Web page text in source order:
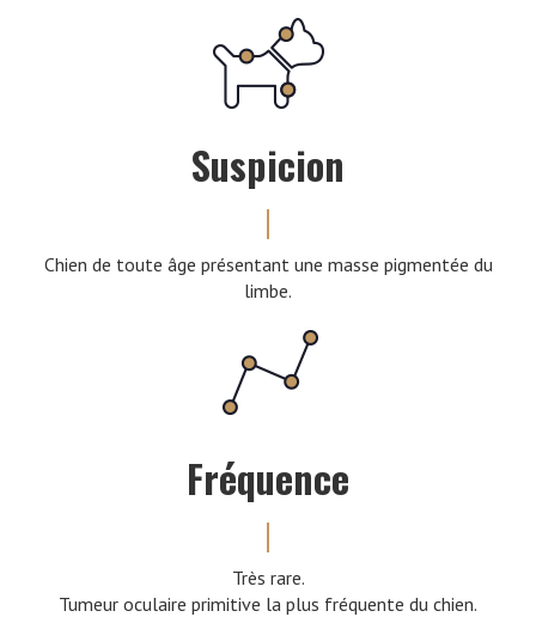
Suspicion
Chien de toute âge présentant une masse pigmentée du
limbe.
Fréquence
Très rare.
Tumeur oculaire primitive la plus fréquente du chien.